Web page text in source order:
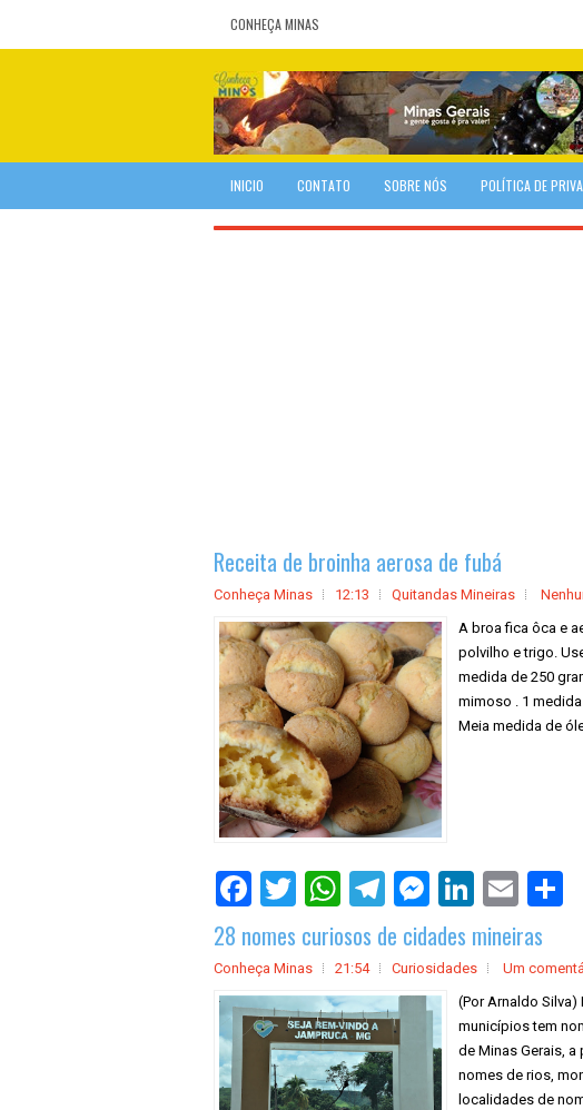
CONHEÇA MINAS
INICIO CONTATO SOBRE NÓS POLÍTICA DE
Receita de broinha aerosa de fubá
Conheça Minas 12:13 Quitandas Mineiras
A broa fica ôca e
polvilho e trigo.
medida de 250
mimoso . 1
Meia medida de
28 nomes curiosos de cidades mineiras
Conheça Minas 21:54 Curiosidades
Um
(Por Arnaldo
municípios tem
de Minas Gerais,
nomes de rios,
localidades de